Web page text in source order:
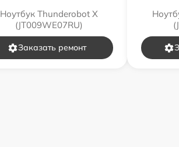
Ноутбук Thunderobot X
(JT009WE07RU)
Заказать ремонт